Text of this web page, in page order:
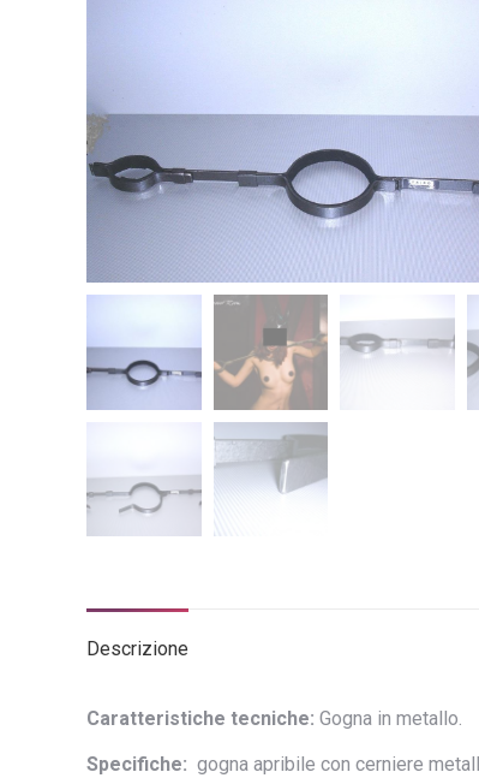
Descrizione
Caratteristiche tecniche: Gogna in metallo.
Specifiche: gogna apribile con cerniere